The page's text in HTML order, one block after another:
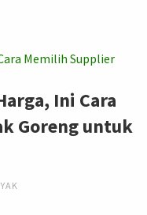
Ini Cara
Goreng untuk